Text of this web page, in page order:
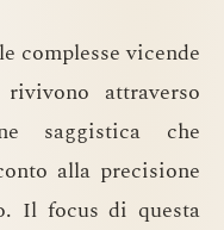
complesse vicende
attraverso
saggistica che
alla precisione
Il focus di questa